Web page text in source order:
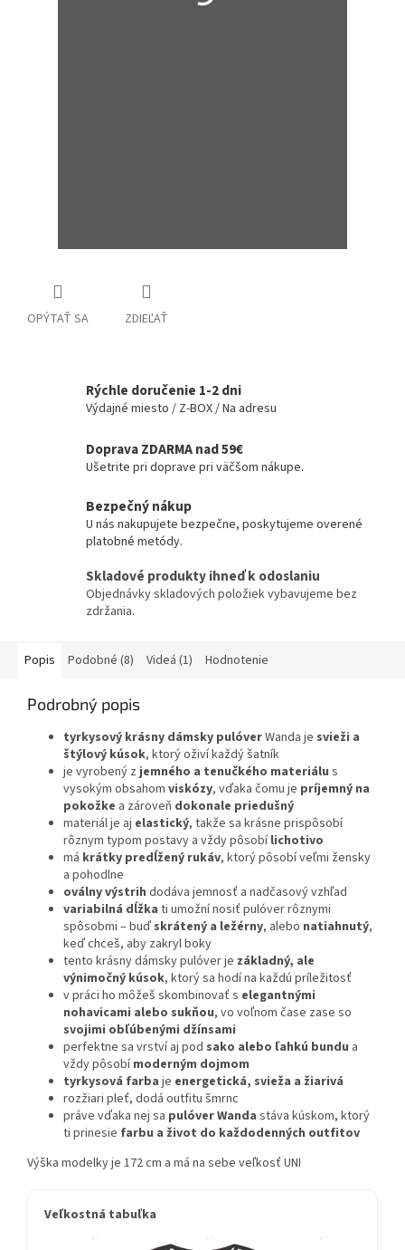
OPÝTAŤ SA ZDIEĽAŤ
Rýchle doručenie 1-2 dni
Výdajné miesto / Z-BOX / Na adresu
Doprava ZDARMA nad 59€
Ušetrite pri doprave pri väčšom nákupe.
Bezpečný nákup
U nás nakupujete bezpečne, poskytujeme overené
platobné metódy.
Skladové produkty ihneď k odoslaniu
Objednávky skladových položiek vybavujeme bez
zdržania.
Popis Podobné (8) Videá (1) Hodnotenie
Podrobný popis
tyrkysový krásny dámsky pulóverWanda je svieži a
štýlový kúsok, ktorý oživí každý šatník
je vyrobený zjemného a tenučkého materiálu s
vysokým obsahom viskózy, vďaka čomu je príjemný na
pokožke a zároveň dokonale priedušný
materiál je aj elastický, takže sa krásne prispôsobí
rôznym typom postavy a vždy pôsobílichotivo
má krátky predĺžený rukáv, ktorý pôsobí veľmi žensky
a pohodlne
oválny výstrih dodáva jemnosť a nadčasový vzhľad
variabilná dĺžka ti umožní nosiť pulóver rôznymi
spôsobmi – buď skrátený a ležérny, alebo natiahnutý,
keď chceš, aby zakryl boky
tento krásny dámsky pulóver je základný, ale
výnimočný kúsok, ktorý sa hodí na každú príležitosť
v práci ho môžeš skombinovať s elegantnými
nohavicami alebo sukňou, vo voľnom čase zase so
svojimi obľúbenými džínsami
perfektne sa vrství aj pod sako alebo ľahkú bundu a
vždy pôsobímoderným dojmom
tyrkysová farba je energetická, svieža a žiarivá
rozžiari pleť, dodá outfitu šmrnc
práve vďaka nej sa pulóver Wanda stáva kúskom, ktorý
ti prinesie farbu a život do každodenných outfitov
Výška modelky je 172 cm a má na sebe veľkosť UNI
Veľkostná tabuľka